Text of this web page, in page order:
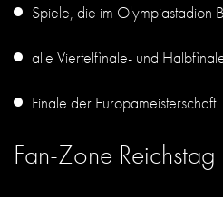
Spiele, die im Olympiastadion
alle Viertelfinale- und
Finale der Europameisterschaft
Fan-Zone Reichstag